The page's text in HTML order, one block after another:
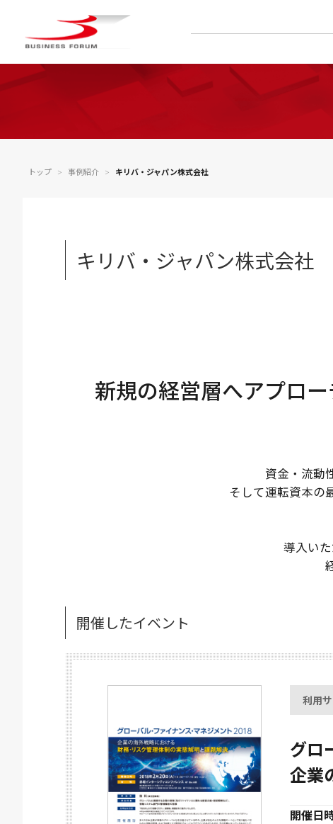
トップ ＞ 事例紹介 ＞ キリバ・ジャパン株式会社
キリバ・ジャパン株式会社
新規の経営層へアプロ
資金・流動
そして運転資本の
導入い
開催したイベント
利用
グロ
企業
開催日